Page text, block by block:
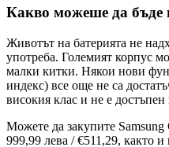
Какво можеше да бъде
Животът на батерията не
употреба. Големият корпус
малки китки. Някои нови
индекс) все още не са
високия клас и не е достъпен
Можете да закупите Samsung
999,99 лева / €511,29, както